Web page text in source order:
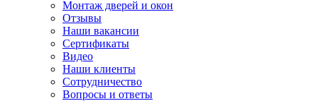
Монтаж дверей и окон
Отзывы
Наши вакансии
Сертификаты
Видео
Наши клиенты
Сотрудничество
Вопросы и ответы